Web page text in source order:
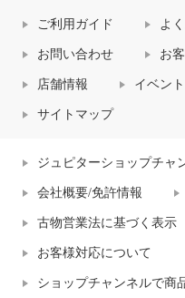
ご利用ガイド よ
お問い合わせ お
店舗情報 イベン
サイトマップ
ジュピターショップチャ
会社概要/免許情報
古物営業法に基づく表示
お客様対応について
ショップチャンネルで商